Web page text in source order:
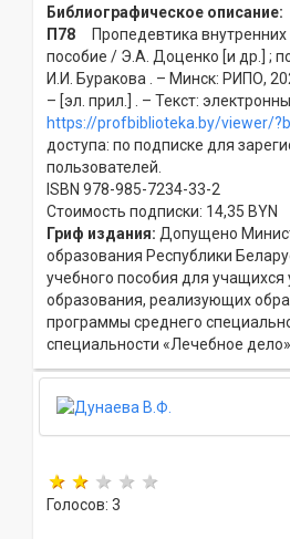
Библиографическое описание:
П78 Пропедевтика внутренних
пособие / Э.А. Доценко [и др.] ;
И.И. Буракова . – Минск: РИПО,
– [эл. прил.] . – Текст:
https://profbiblioteka.by/viewer/
доступа: по подписке для
пользователей.
ISBN 978-985-7234-33-2
Стоимость подписки: 14,35 BYN
Гриф издания: Допущено
образования Республики
учебного пособия для
образования, реализующих
программы среднего
специальности «Лечебное дело»
Голосов: 3